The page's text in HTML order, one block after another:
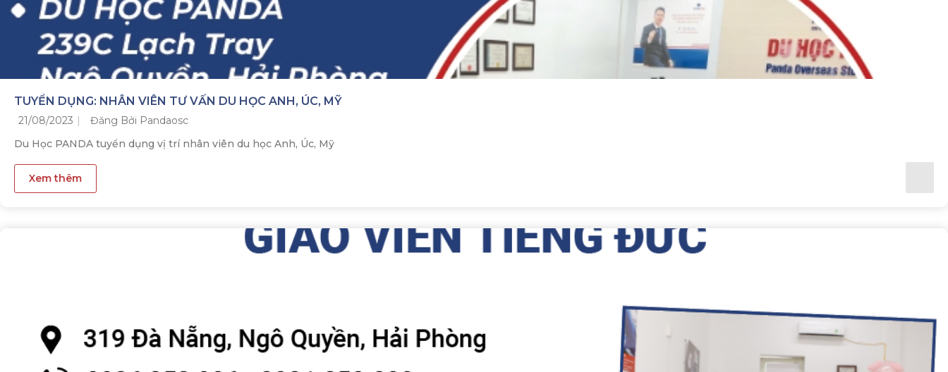
TUYỂN DỤNG: NHÂN VIÊN TƯ VẤN DU HỌC ANH, ÚC, MỸ
21/08/2023
Đăng Bởi Pandaosc
Du Học PANDA tuyển dụng vị trí nhân viên du học Anh, Úc, Mỹ
Xem thêm